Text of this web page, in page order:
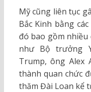
Mỹ cũng liên tục
Bắc Kinh bằng
đó bao gồm nhiều
như Bộ trưởng
Trump, ông Alex
thành quan chức
thăm Đài Loan kể